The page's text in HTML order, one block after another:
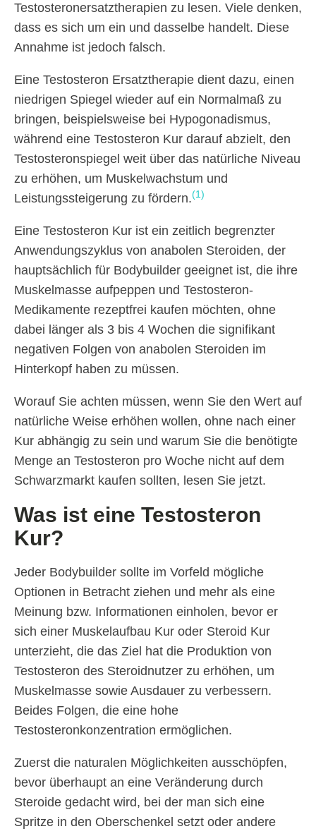
Testosteronersatztherapien zu lesen. Viele denken,
dass es sich um ein und dasselbe handelt. Diese
Annahme ist jedoch falsch.
Eine Testosteron Ersatztherapie dient dazu, einen
niedrigen Spiegel wieder auf ein Normalmaß zu
bringen, beispielsweise bei Hypogonadismus,
während eine Testosteron Kur darauf abzielt, den
Testosteronspiegel weit über das natürliche Niveau
zu erhöhen, um Muskelwachstum und
Leistungssteigerung zu fördern.(1)
Eine Testosteron Kur ist ein zeitlich begrenzter
Anwendungszyklus von anabolen Steroiden, der
hauptsächlich für Bodybuilder geeignet ist, die ihre
Muskelmasse aufpeppen und Testosteron-
Medikamente rezeptfrei kaufen möchten, ohne
dabei länger als 3 bis 4 Wochen die signifikant
negativen Folgen von anabolen Steroiden im
Hinterkopf haben zu müssen.
Worauf Sie achten müssen, wenn Sie den Wert auf
natürliche Weise erhöhen wollen, ohne nach einer
Kur abhängig zu sein und warum Sie die benötigte
Menge an Testosteron pro Woche nicht auf dem
Schwarzmarkt kaufen sollten, lesen Sie jetzt.
Was ist eine Testosteron
Kur?
Jeder Bodybuilder sollte im Vorfeld mögliche
Optionen in Betracht ziehen und mehr als eine
Meinung bzw. Informationen einholen, bevor er
sich einer Muskelaufbau Kur oder Steroid Kur
unterzieht, die das Ziel hat die Produktion von
Testosteron des Steroidnutzer zu erhöhen, um
Muskelmasse sowie Ausdauer zu verbessern.
Beides Folgen, die eine hohe
Testosteronkonzentration ermöglichen.
Zuerst die naturalen Möglichkeiten ausschöpfen,
bevor überhaupt an eine Veränderung durch
Steroide gedacht wird, bei der man sich eine
Spritze in den Oberschenkel setzt oder andere